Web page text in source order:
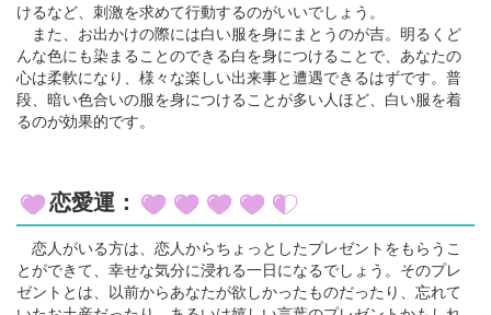
けるなど、刺激を求めて行動するのがいいでしょう。
また、お出かけの際には白い服を身にまとうのが吉。明るくど
んな色にも染まることのできる白を身につけることで、あなたの
心は柔軟になり、様々な楽しい出来事と遭遇できるはずです。普
段、暗い色合いの服を身につけることが多い人ほど、白い服を着
るのが効果的です。
恋愛運：
恋人がいる方は、恋人からちょっとしたプレゼントをもらうこ
とができて、幸せな気分に浸れる一日になるでしょう。そのプレ
ゼントとは、以前からあなたが欲しかったものだったり、忘れて